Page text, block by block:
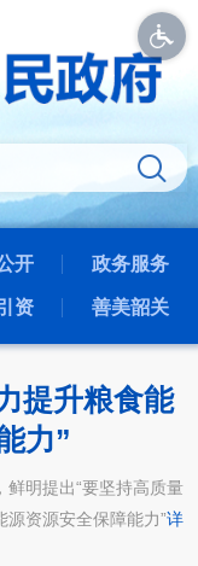
开 政务服务
资 善美韶关
提升粮食能
力”
明提出“要坚持高质量
源资源安全保障能力”详